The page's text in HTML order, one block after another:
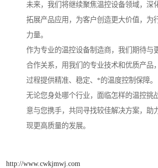
未来，我们将继续聚焦温控设备领域，深
拓展产品应用，为客户创造更大价值，为
力量。
作为专业的温控设备制造商，我们期待与
合作关系，用我们的专业技术和优质产品
过程提供精准、稳定、*的温度控制保障。
无论您身处哪个行业，面临怎样的温控挑
意与您携手，共同寻找较佳解决方案，助
现更高质量的发展。
http://www.cwkjmwj.com